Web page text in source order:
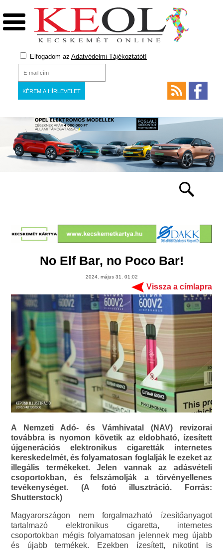
Elfogadom az Adatvédelmi Tájékoztatót!
No Elf Bar, no Poco Bar!
2024. május 31. 01:02
Vissza a címlapra
A Nemzeti Adó- és Vámhivatal (NAV) revizorai
továbbra is nyomon követik az eldobható, ízesített
újgenerációs elektronikus cigaretták internetes
kereskedelmét, és folyamatosan foglalják le ezeket az
illegális termékeket. Jelen vannak az adásvételi
csoportokban, és felszámolják a törvényellenes
tevékenységet. (A fotó illusztráció. Forrás:
Shutterstock)
Magyarországon nem forgalmazható ízesítőanyagot
tartalmazó elektronikus cigaretta, internetes
csoportokban mégis folyamatosan jelennek meg újabb
és újabb termékek. Ezekben ízesített, nikotint is